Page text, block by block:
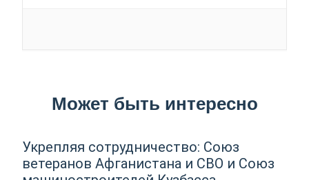
Может быть интересно
Укрепляя сотрудничество: Союз
ветеранов Афганистана и СВО и Союз